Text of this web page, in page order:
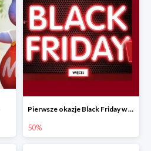
Pierwsze okazje Black Friday w Mall.pl do -50%
50%